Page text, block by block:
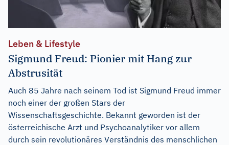
Leben & Lifestyle
Sigmund Freud: Pionier mit Hang zur
Abstrusität
Auch 85 Jahre nach seinem Tod ist Sigmund Freud immer
noch einer der großen Stars der
Wissenschaftsgeschichte. Bekannt geworden ist der
österreichische Arzt und Psychoanalytiker vor allem
durch sein revolutionäres Verständnis des menschlichen